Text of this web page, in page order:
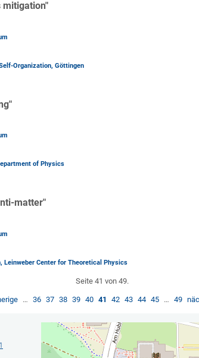
mitigation"
Organization, Göttingen
of Physics
matter"
Leinweber Center for Theoretical Physics
Seite 41 von 49.
… 36 37 38 39 40 41 42 43 44 45 … 49